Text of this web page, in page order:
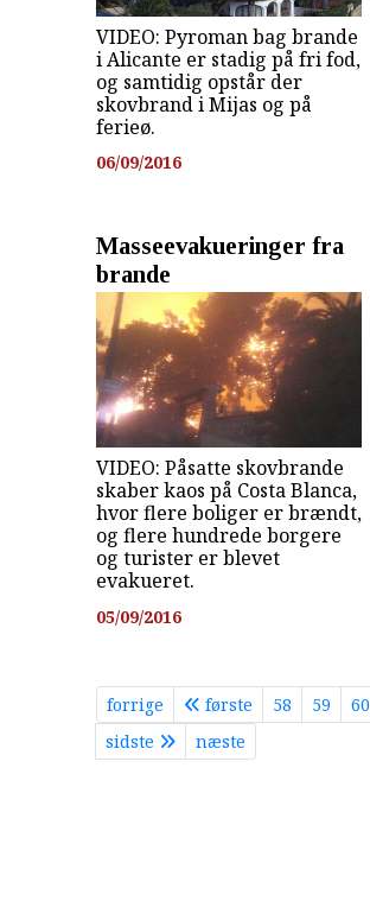
VIDEO: Pyroman bag brande
i Alicante er stadig på fri fod,
og samtidig opstår der
skovbrand i Mijas og på
ferieø.
06/09/2016
Masseevakueringer fra
brande
VIDEO: Påsatte skovbrande
skaber kaos på Costa Blanca,
hvor flere boliger er brændt,
og flere hundrede borgere
og turister er blevet
evakueret.
05/09/2016
forrige første 58 59 60
sidste
næste